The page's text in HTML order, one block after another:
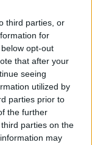
third parties, or
for
opt-out
that after your
seeing
utilized by
parties prior to
the further
parties on the
may